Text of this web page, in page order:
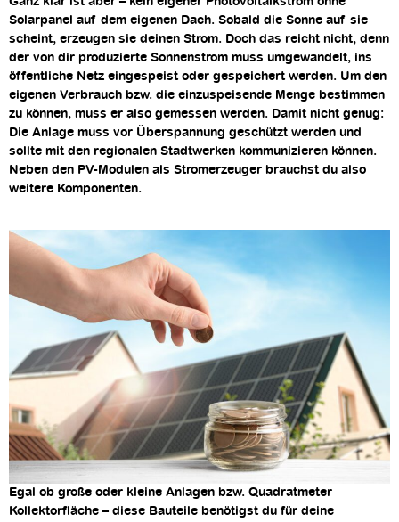
Solarpanel auf dem eigenen Dach. Sobald die Sonne auf sie
scheint, erzeugen sie deinen Strom. Doch das reicht nicht, denn
der von dir produzierte Sonnenstrom muss umgewandelt, ins
öffentliche Netz eingespeist oder gespeichert werden. Um den
eigenen Verbrauch bzw. die einzuspeisende Menge bestimmen
zu können, muss er also gemessen werden. Damit nicht genug:
Die Anlage muss vor Überspannung geschützt werden und
sollte mit den regionalen Stadtwerken kommunizieren können.
Neben den PV-Modulen als Stromerzeuger brauchst du also
weitere Komponenten.
Egal ob große oder kleine Anlagen bzw. Quadratmeter
Kollektorfläche – diese Bauteile benötigst du für deine